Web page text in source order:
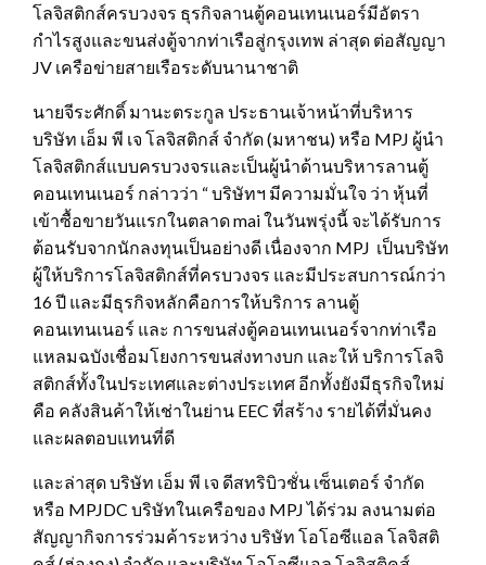
โลจิสติกส์ครบวงจร ธุรกิจลานตู้คอนเทนเนอร์มีอัตรา
กำไรสูงและขนส่งตู้จากท่าเรือสู่กรุงเทพ ล่าสุด ต่อสัญญา
JV เครือข่ายสายเรือระดับนานาชาติ
นายจีระศักดิ์ มานะตระกูล ประธานเจ้าหน้าที่บริหาร
บริษัท เอ็ม พี เจ โลจิสติกส์ จำกัด (มหาชน) หรือ MPJ ผู้นำ
โลจิสติกส์แบบครบวงจรและเป็นผู้นำด้านบริหารลานตู้
คอนเทนเนอร์ กล่าวว่า “ บริษัทฯ มีความมั่นใจ ว่า หุ้นที่
เข้าซื้อขายวันแรกในตลาด mai ในวันพรุ่งนี้ จะได้รับการ
ต้อนรับจากนักลงทุนเป็นอย่างดี เนื่องจาก MPJ เป็นบริษัท
ผู้ให้บริการโลจิสติกส์ที่ครบวงจร และมีประสบการณ์กว่า
16 ปี และมีธุรกิจหลักคือการให้บริการ ลานตู้
คอนเทนเนอร์ และ การขนส่งตู้คอนเทนเนอร์จากท่าเรือ
แหลมฉบังเชื่อมโยงการขนส่งทางบก และให้ บริการโลจิ
สติกส์ทั้งในประเทศและต่างประเทศ อีกทั้งยังมีธุรกิจใหม่
คือ คลังสินค้าให้เช่าในย่าน EEC ที่สร้าง รายได้ที่มั่นคง
และผลตอบแทนที่ดี
และล่าสุด บริษัท เอ็ม พี เจ ดีสทริบิวชั่น เซ็นเตอร์ จำกัด
หรือ MPJDC บริษัทในเครือของ MPJ ได้ร่วม ลงนามต่อ
สัญญากิจการร่วมค้าระหว่าง บริษัท โอโอซีแอล โลจิสติ